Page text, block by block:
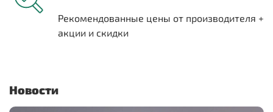
Рекомендованные цены от производителя +
акции и скидки
Новости